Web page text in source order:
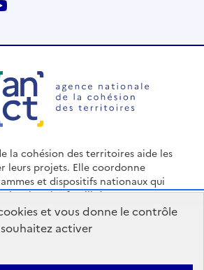
et vous donne le contrôle
activer
la cohésion des territoires aide les
leurs projets. Elle coordonne
et dispositifs nationaux qui
les plus fragilisés.
Presse Logo ANCTOffres d'emploi